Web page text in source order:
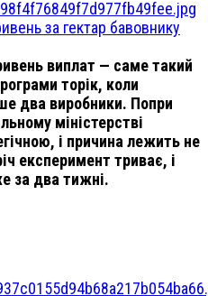
за гектар бавовнику
виплат — саме такий
торік, коли
два виробники. Попри
міністерстві
і причина лежить не
експеримент триває, і
за два тижні.